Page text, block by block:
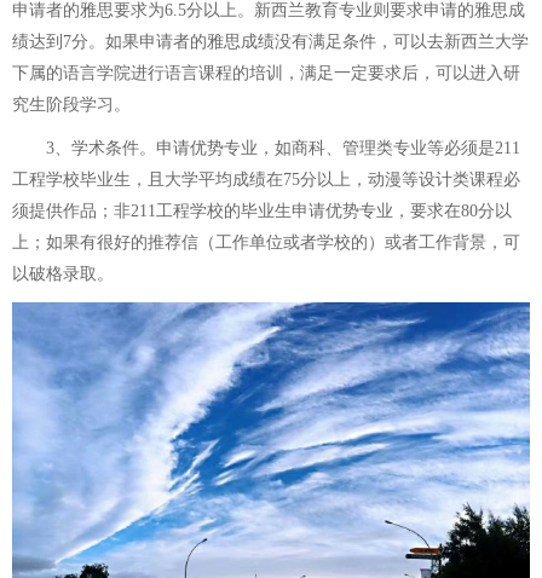
申请者的雅思要求为6.5分以上。新西兰教育专业则要求申请的雅思成
绩达到7分。如果申请者的雅思成绩没有满足条件，可以去新西兰大学
下属的语言学院进行语言课程的培训，满足一定要求后，可以进入研
究生阶段学习。
3、学术条件。申请优势专业，如商科、管理类专业等必须是211
工程学校毕业生，且大学平均成绩在75分以上，动漫等设计类课程必
须提供作品；非211工程学校的毕业生申请优势专业，要求在80分以
上；如果有很好的推荐信（工作单位或者学校的）或者工作背景，可
以破格录取。